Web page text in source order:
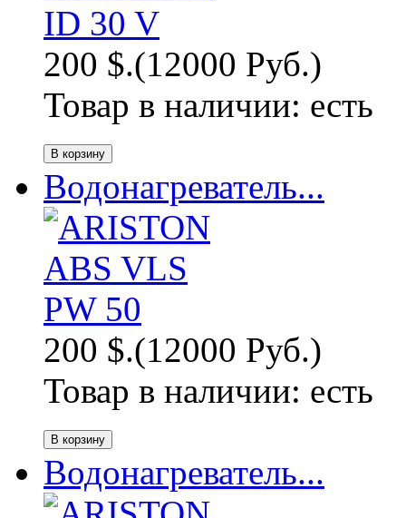
200 $.(12000 Руб.)
Товар в наличии: есть
Водонагреватель...
200 $.(12000 Руб.)
Товар в наличии: есть
Водонагреватель...